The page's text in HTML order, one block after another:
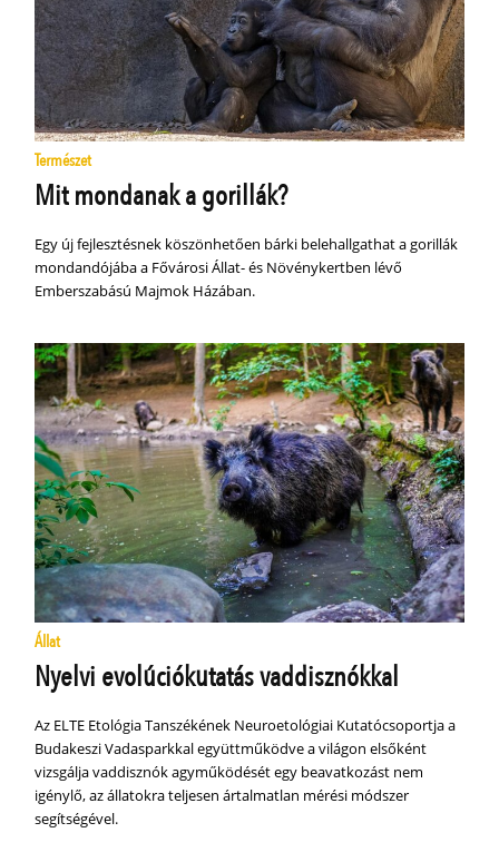
Természet
Mit mondanak a gorillák?
Egy új fejlesztésnek köszönhetően bárki belehallgathat a gorillák
mondandójába a Fővárosi Állat- és Növénykertben lévő
Emberszabású Majmok Házában.
Állat
Nyelvi evolúciókutatás vaddisznókkal
Az ELTE Etológia Tanszékének Neuroetológiai Kutatócsoportja a
Budakeszi Vadasparkkal együttműködve a világon elsőként
vizsgálja vaddisznók agyműködését egy beavatkozást nem
igénylő, az állatokra teljesen ártalmatlan mérési módszer
segítségével.